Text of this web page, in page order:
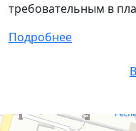
требовательным в
Подробнее